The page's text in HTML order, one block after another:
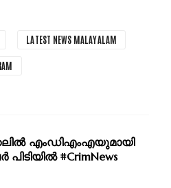
LATEST NEWS MALAYALAM
എംഡിഎംഎയുമായി
#CrimNews